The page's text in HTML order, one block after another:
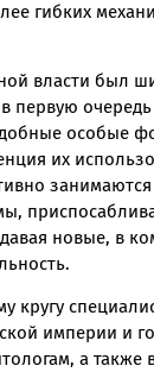
гибких
власти был
первую
особые
их
новые, в
кругу
империи и
а также